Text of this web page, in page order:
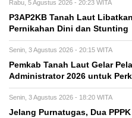
Rabu, 5 Agustus 2026 - 20:23 WITA
P3AP2KB Tanah Laut
Pernikahan Dini dan Stunting
Senin, 3 Agustus 2026 - 20:15 WITA
Pemkab Tanah Laut Gelar
Administrator 2026 untuk
Senin, 3 Agustus 2026 - 18:20 WITA
Jelang Purnatugas, Dua